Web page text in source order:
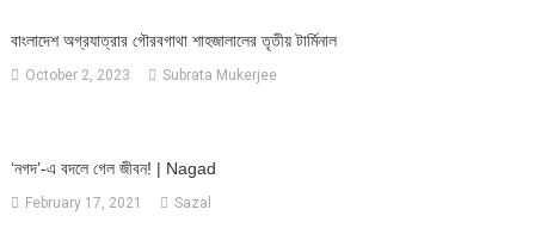
বাংলাদেশ অগ্রযাত্রার গৌরবগাথা শাহজালালের তৃতীয় টার্মিনাল
October 2, 2023 Subrata Mukerjee
‘নগদ’-এ বদলে গেল জীবন! | Nagad
February 17, 2021 Sazal